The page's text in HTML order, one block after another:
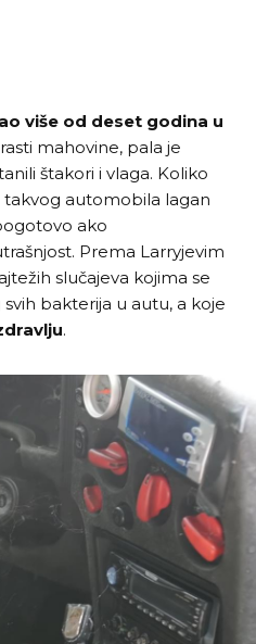
više od deset godina u
mahovine, pala je
štakori i vlaga. Koliko
takvog automobila lagan
ako
Prema Larryjevim
slučajeva kojima se
bakterija u autu, a koje
.